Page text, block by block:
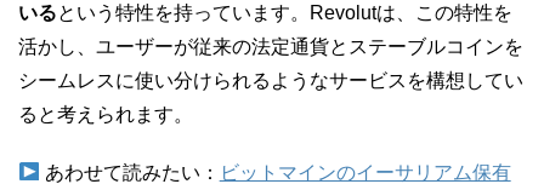
いるという特性を持っています。Revolutは、この特性を
活かし、ユーザーが従来の法定通貨とステーブルコインを
シームレスに使い分けられるようなサービスを構想してい
ると考えられます。
あわせて読みたい： ビットマインのイーサリアム保有